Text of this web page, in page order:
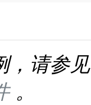
，请参见
。